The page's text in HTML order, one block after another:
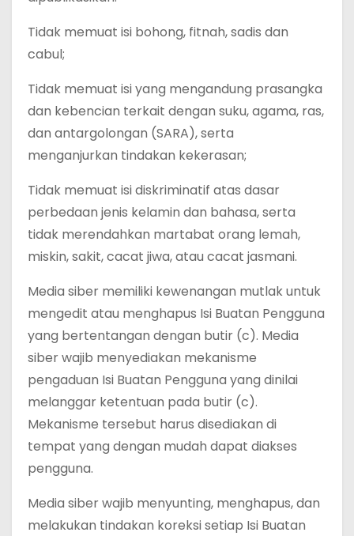
Tidak memuat isi bohong, fitnah, sadis dan
cabul;
Tidak memuat isi yang mengandung prasangka
dan kebencian terkait dengan suku, agama, ras,
dan antargolongan (SARA), serta
menganjurkan tindakan kekerasan;
Tidak memuat isi diskriminatif atas dasar
perbedaan jenis kelamin dan bahasa, serta
tidak merendahkan martabat orang lemah,
miskin, sakit, cacat jiwa, atau cacat jasmani.
Media siber memiliki kewenangan mutlak untuk
mengedit atau menghapus Isi Buatan Pengguna
yang bertentangan dengan butir (c). Media
siber wajib menyediakan mekanisme
pengaduan Isi Buatan Pengguna yang dinilai
melanggar ketentuan pada butir (c).
Mekanisme tersebut harus disediakan di
tempat yang dengan mudah dapat diakses
pengguna.
Media siber wajib menyunting, menghapus, dan
melakukan tindakan koreksi setiap Isi Buatan